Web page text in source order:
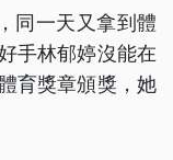
同一天又拿到體
手林郁婷沒能在
育獎章頒獎，她